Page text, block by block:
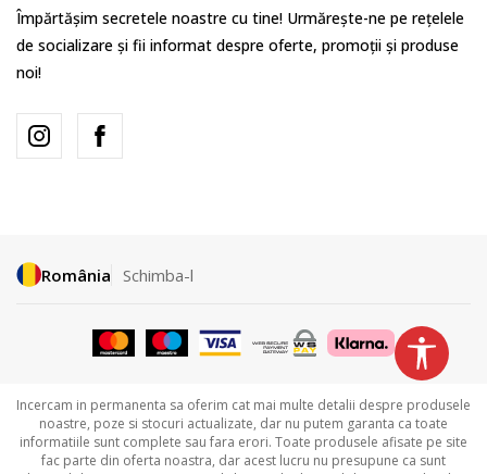
Împărtășim secretele noastre cu tine! Urmărește-ne pe rețelele
de socializare și fii informat despre oferte, promoții și produse
noi!
România Schimba-l
Incercam in permanenta sa oferim cat mai multe detalii despre produsele
noastre, poze si stocuri actualizate, dar nu putem garanta ca toate
informatiile sunt complete sau fara erori. Toate produsele afisate pe site
fac parte din oferta noastra, dar acest lucru nu presupune ca sunt